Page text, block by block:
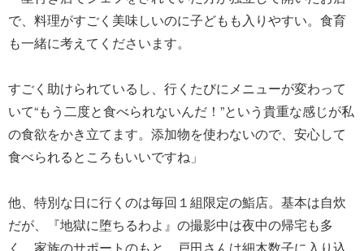
で、料理がすごく美味しいのに子どもも入りやすい。食育
も一緒に考えてくださいます。
すごく助けられているし、行くたびにメニューが変わって
いて“もう二度と食べられないんだ！”という貴重な感じが私
の食欲をかき立てます。添加物を使わないので、安心して
食べられるところもいいですね」
他、特別な日に行くのは毎回１組限定の鮨店。基本は自炊
だが、『地獄に堕ちるわよ』の撮影中は夜中の帰宅も多
く、家族のサポートのもと、戸田さんは細木数子に入り込